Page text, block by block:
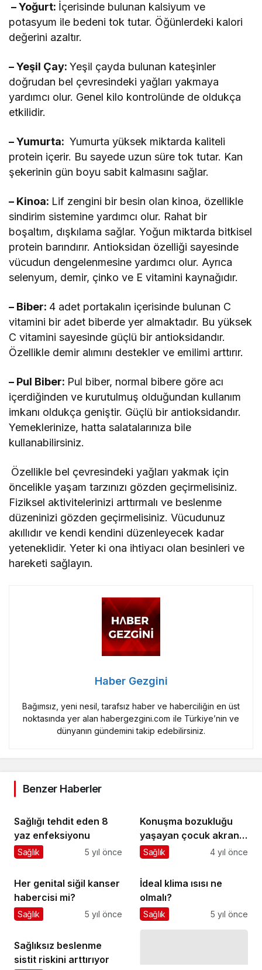
– Yoğurt: İçerisinde bulunan kalsiyum ve
potasyum ile bedeni tok tutar. Öğünlerdeki kalori
değerini azaltır.
– Yeşil Çay:Yeşil çayda bulunan kateşinler
doğrudan bel çevresindeki yağları yakmaya
yardımcı olur. Genel kilo kontrolünde de oldukça
etkilidir.
– Yumurta: Yumurta yüksek miktarda kaliteli
protein içerir. Bu sayede uzun süre tok tutar. Kan
şekerinin gün boyu sabit kalmasını sağlar.
– Kinoa: Lif zengini bir besin olan kinoa, özellikle
sindirim sistemine yardımcı olur. Rahat bir
boşaltım, dışkılama sağlar. Yoğun miktarda bitkisel
protein barındırır. Antioksidan özelliği sayesinde
vücudun dengelenmesine yardımcı olur. Ayrıca
selenyum, demir, çinko ve E vitamini kaynağıdır.
– Biber: 4 adet portakalın içerisinde bulunan C
vitamini bir adet biberde yer almaktadır. Bu yüksek
C vitamini sayesinde güçlü bir antioksidandır.
Özellikle demir alımını destekler ve emilimi arttırır.
– Pul Biber: Pul biber, normal bibere göre acı
içerdiğinden ve kurutulmuş olduğundan kullanım
imkanı oldukça geniştir. Güçlü bir antioksidandır.
Yemeklerinize, hatta salatalarınıza bile
kullanabilirsiniz.
Özellikle bel çevresindeki yağları yakmak için
öncelikle yaşam tarzınızı gözden geçirmelisiniz.
Fiziksel aktivitelerinizi arttırmalı ve beslenme
düzeninizi gözden geçirmelisiniz. Vücudunuz
akıllıdır ve kendi kendini düzenleyecek kadar
yeteneklidir. Yeter ki ona ihtiyacı olan besinleri ve
hareketi sağlayın.
Haber Gezgini
Bağımsız, yeni nesil, tarafsız haber ve haberciliğin en üst
noktasında yer alan habergezgini.com ile Türkiye’nin ve
dünyanın gündemini takip edebilirsiniz.
Benzer Haberler
Sağlığı tehdit eden 8
yaz enfeksiyonu
Sağlık 5 yıl önce
Konuşma bozukluğu
yaşayan çocuk akran
zorbalığına maruz
Sağlık 4 yıl önce
Her genital siğil kanser
habercisi mi?
Sağlık 5 yıl önce
İdeal klima ısısı ne
olmalı?
Sağlık 5 yıl önce
Sağlıksız beslenme
sistit riskini arttırıyor